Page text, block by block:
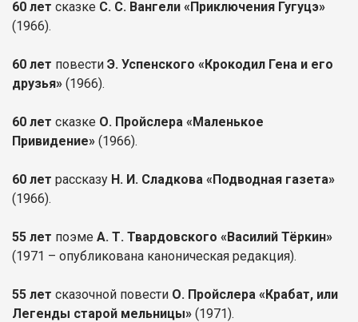
60 лет сказке С. С. Вангели «Приключения Гугуцэ»
(1966).
60 лет повести Э. Успенского «Крокодил Гена и его
друзья» (1966).
60 лет сказке О. Пройслера «Маленькое
Привидение» (1966).
60 лет рассказу Н. И. Сладкова «Подводная газета»
(1966).
55 лет поэме А. Т. Твардовского «Василий Тёркин»
(1971 – опубликована каноническая редакция).
55 лет сказочной повести О. Пройслера «Крабат, или
Легенды старой мельницы» (1971).